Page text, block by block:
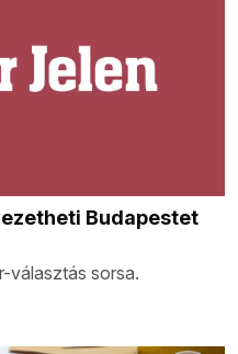
Budapestet
választás sorsa.